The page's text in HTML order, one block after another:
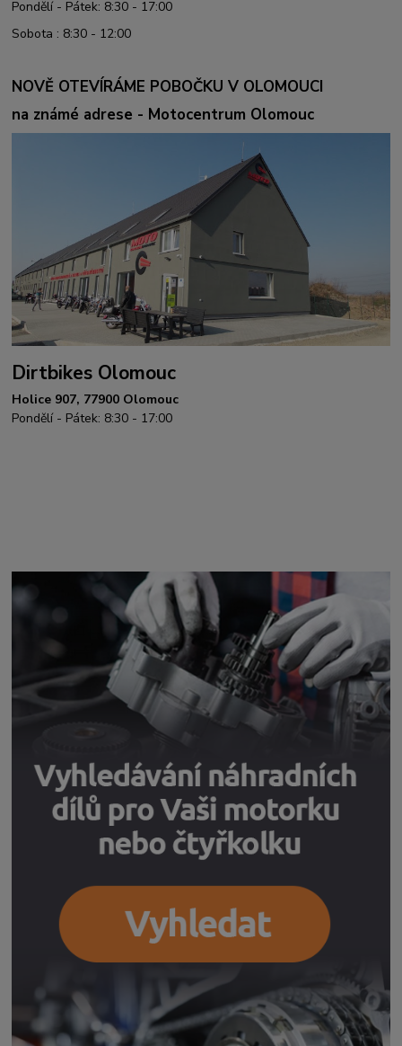
Pondělí - Pátek: 8:30 - 17:00
Sobota : 8:30 - 12:00
NOVĚ OTEVÍRÁME POBOČKU V OLOMOUCI
na známé adrese - Motocentrum Olomouc
Dirtbikes Olomouc
Holice 907, 77900 Olomouc
Pondělí - Pátek: 8:30 - 17:00